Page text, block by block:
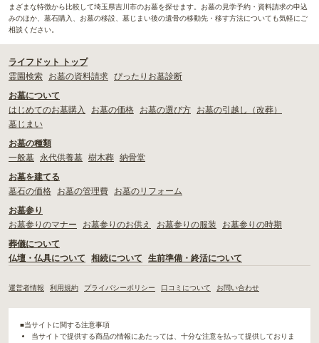
まざまな特徴から比較して埼玉県吉川市のお墓を探せます。お墓の見学予約・資料請求の申込
みのほか、墓石購入、お墓の移設、墓じまい後の遺骨の移動先・移す方法についても気軽にご
相談ください。
ライフドット トップ
霊園検索
お墓の資料請求 ぴったりお墓診断
お墓について
はじめてのお墓購入
お墓の価格 お墓の選び方
お墓の引越し（改葬）
墓じまい
お墓の種類
一般墓
永代供養墓 樹木葬 納骨堂
お墓を建てる
墓石の価格
お墓の管理費
お墓のリフォーム
お墓参り
お墓参りのマナー
お墓参りのお供え お墓参りの服装
お墓参りの時期
葬儀について
仏壇・仏具について
相続について 生前準備・終活について
運営者情報 利用規約 プライバシーポリシー 口コミについて お問い合わせ
■当サイトに関する注意事項
当サイトで提供する商品の情報にあたっては、十分な注意を払って提供しておりま